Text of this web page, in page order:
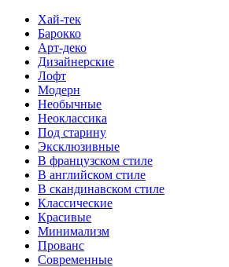
Хай-тек
Барокко
Арт-деко
Дизайнерские
Лофт
Модерн
Необычные
Неоклассика
Под старину
Эксклюзивные
В французском стиле
В английском стиле
В скандинавском стиле
Классические
Красивые
Минимализм
Прованс
Современные